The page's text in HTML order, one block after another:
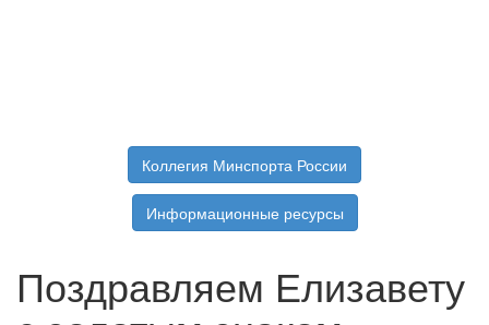
Коллегия Минспорта России
Информационные ресурсы
Поздравляем Елизавету